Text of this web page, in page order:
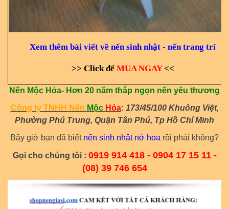
Xem thêm bài viết về nến sinh nhật - nến trang trí
>> Click để MUA NGAY <<
Nến Mộc Hỏa- Hơn 20 năm thắp ngọn nến yêu thương
Công ty TNHH Nến Mộc Hỏa: 173/45/100 Khuông Việt,
Phường Phú Trung, Quận Tân Phú, Tp Hồ Chí Minh
Bây giờ bạn đã biết nến sinh nhật nở hoa rồi phải không?
Gọi cho chúng tôi : 0919 914 418 - 0904 17 15 11 -
(08) 39 746 654